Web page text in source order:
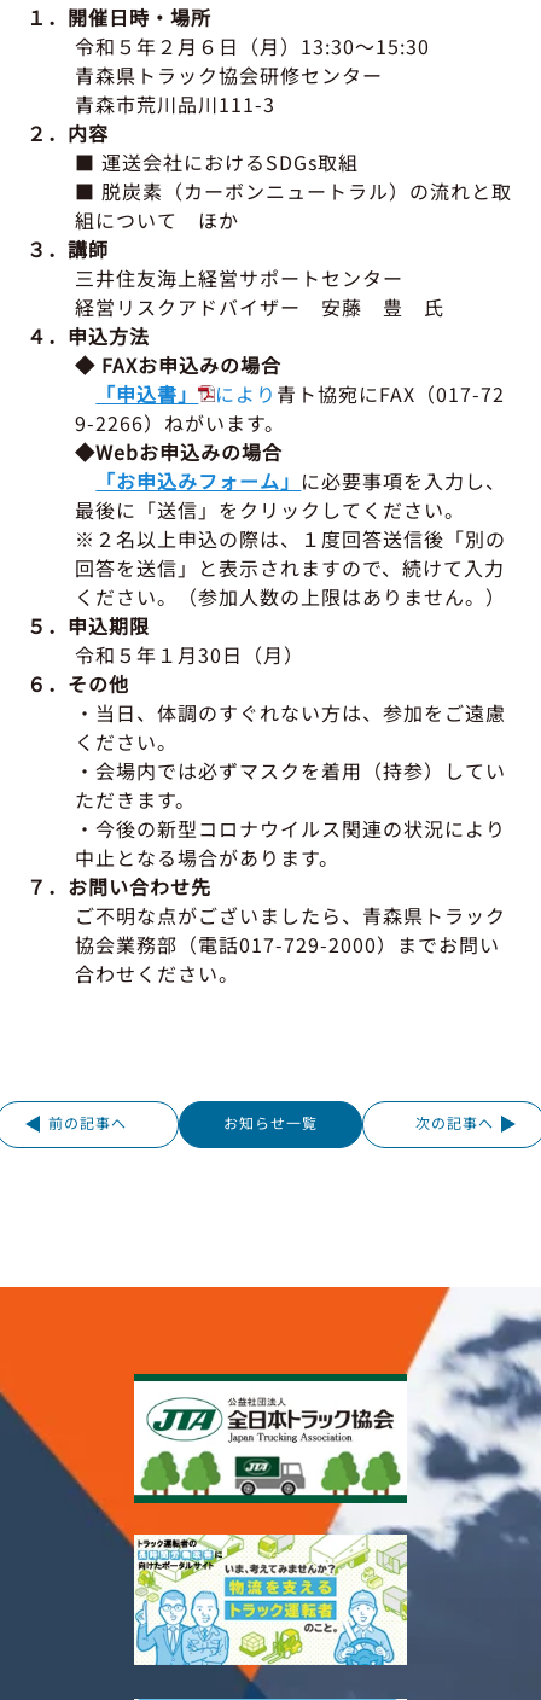
１．開催日時・場所
令和５年２月６日（月）13:30～15:30
青森県トラック協会研修センター
青森市荒川品川111-3
２．内容
■ 運送会社におけるSDGs取組
■ 脱炭素（カーボンニュートラル）の流れと取
組について ほか
３．講師
三井住友海上経営サポートセンター
経営リスクアドバイザー 安藤 豊 氏
４．申込方法
◆ FAXお申込みの場合
「申込書」
により 青ト協宛にFAX（017-72
9-2266）ねがいます。
◆Webお申込みの場合
「お申込みフォーム」 に必要事項を入力し、
最後に「送信」をクリックしてください。
※２名以上申込の際は、１度回答送信後「別の
回答を送信」と表示されますので、続けて入力
ください。（参加人数の上限はありません。）
５．申込期限
令和５年１月30日（月）
６．その他
・当日、体調のすぐれない方は、参加をご遠慮
ください。
・会場内では必ずマスクを着用（持参）してい
ただきます。
・今後の新型コロナウイルス関連の状況により
中止となる場合があります。
７．お問い合わせ先
ご不明な点がございましたら、青森県トラック
協会業務部（電話017-729-2000）までお問い
合わせください。
前の記事へ お知らせ一覧 次の記事へ